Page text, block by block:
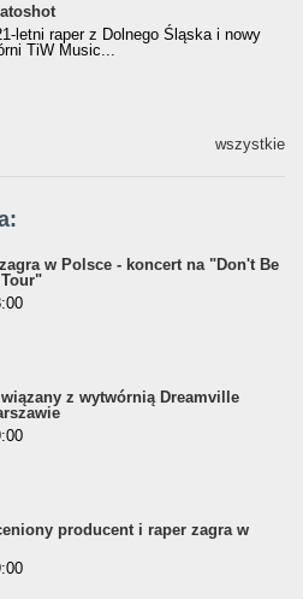
letni raper z Dolnego Śląska i nowy
TiW Music...
wszystkie
w Polsce - koncert na "Don't Be
z wytwórnią Dreamville
producent i raper zagra w